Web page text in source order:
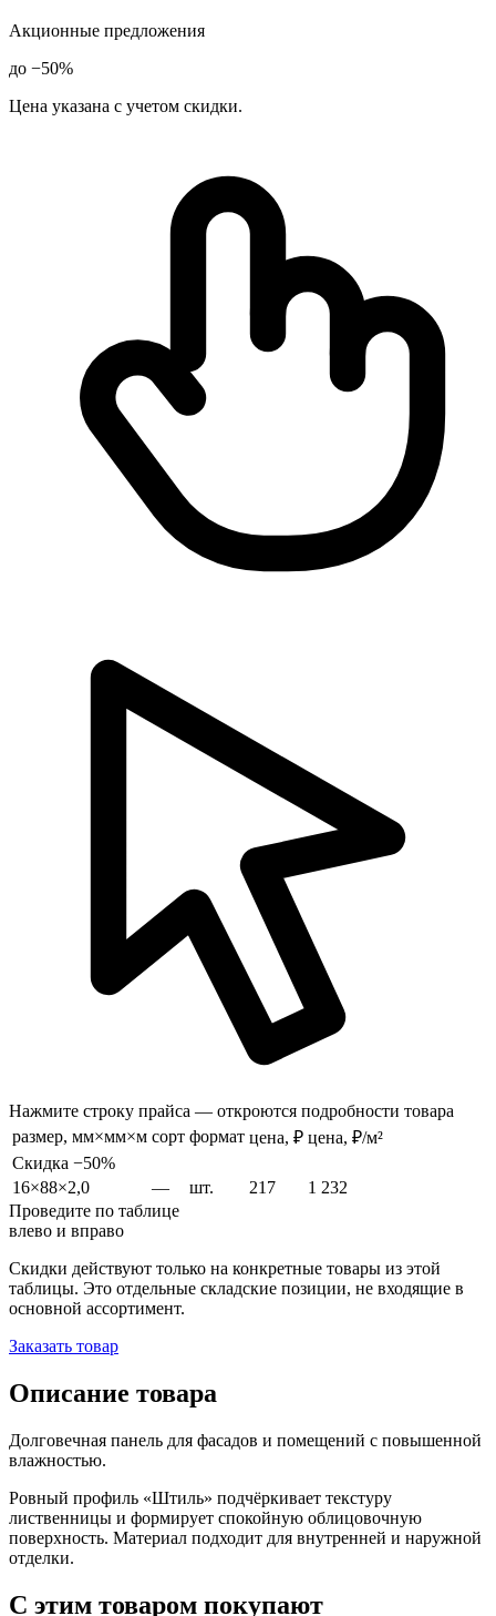
Акционные предложения
до −50%
Цена указана с учетом скидки.
Нажмите строку прайса — откроются подробности товара
размер, мм×мм×м сорт формат цена, ₽ цена, ₽/м²
Скидка −50%
16×88×2,0
— шт. 217
1 232
Проведите по таблице
влево и вправо
Скидки действуют только на конкретные товары из этой
таблицы. Это отдельные складские позиции, не входящие в
основной ассортимент.
Заказать товар
Описание товара
Долговечная панель для фасадов и помещений с повышенной
влажностью.
Ровный профиль «Штиль» подчёркивает текстуру
лиственницы и формирует спокойную облицовочную
поверхность. Материал подходит для внутренней и наружной
отделки.
С этим товаром покупают